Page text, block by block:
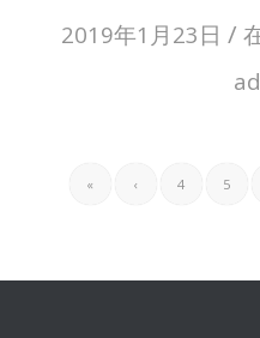
2019年1月23日 /
« ‹ 4 5